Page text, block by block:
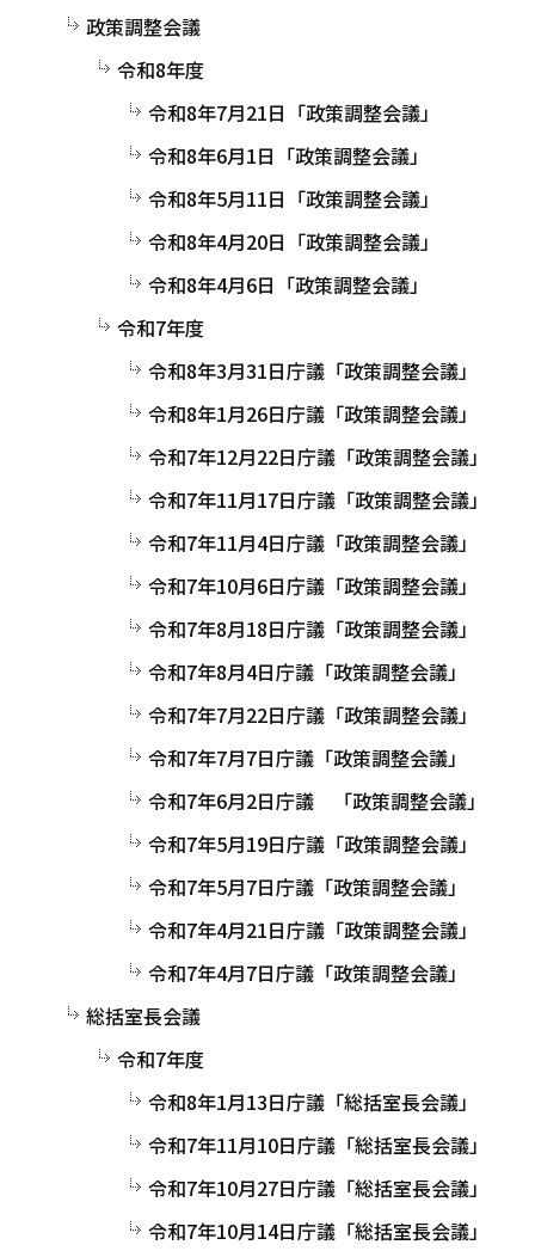
政策調整会議
令和8年度
令和8年7月21日「政策調整会議」
令和8年6月1日「政策調整会議」
令和8年5月11日「政策調整会議」
令和8年4月20日「政策調整会議」
令和8年4月6日「政策調整会議」
令和7年度
令和8年3月31日庁議「政策調整会議」
令和8年1月26日庁議「政策調整会議」
令和7年12月22日庁議「政策調整会議」
令和7年11月17日庁議「政策調整会議」
令和7年11月4日庁議「政策調整会議」
令和7年10月6日庁議「政策調整会議」
令和7年8月18日庁議「政策調整会議」
令和7年8月4日庁議「政策調整会議」
令和7年7月22日庁議「政策調整会議」
令和7年7月7日庁議「政策調整会議」
令和7年6月2日庁議 「政策調整会議」
令和7年5月19日庁議「政策調整会議」
令和7年5月7日庁議「政策調整会議」
令和7年4月21日庁議「政策調整会議」
令和7年4月7日庁議「政策調整会議」
総括室長会議
令和7年度
令和8年1月13日庁議「総括室長会議」
令和7年11月10日庁議「総括室長会議」
令和7年10月27日庁議「総括室長会議」
令和7年10月14日庁議「総括室長会議」